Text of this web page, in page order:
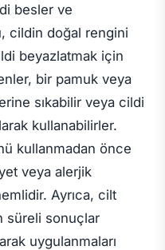
besler ve
cildin doğal rengini
beyazlatmak için
bir pamuk veya
sıkabilir veya cildi
kullanabilirler.
kullanmadan önce
veya alerjik
Ayrıca, cilt
süreli sonuçlar
uygulanmaları